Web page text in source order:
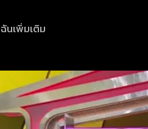
นเพิ่มเติม